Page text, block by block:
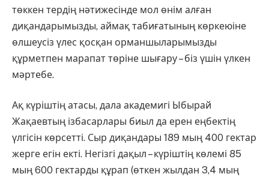
төккен тердің нәтижесінде мол өнім алған
диқандарымызды, аймақ табиғатының көркеюіне
өлшеусіз үлес қосқан орманшыларымызды
құрметпен марапат төріне шығару – біз үшін үлкен
мәртебе.
Ақ күріштің атасы, дала академигі Ыбырай
Жақаевтың ізбасарлары биыл да ерен еңбектің
үлгісін көрсетті. Сыр диқандары 189 мың 400 гектар
жерге егін екті. Негізгі дақыл – күріштің көлемі 85
мың 600 гектарды құрап (өткен жылдан 3,4 мың